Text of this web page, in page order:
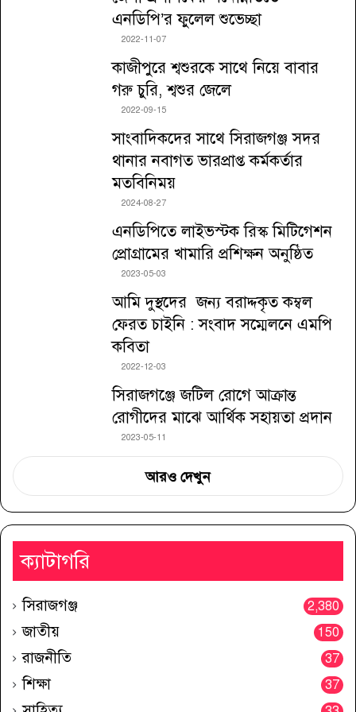
এনডিপি’র ফুলেল শুভেচ্ছা
2022-11-07
কাজীপুরে শ্বশুরকে সাথে নিয়ে বাবার
গরু চুরি, শ্বশুর জেলে
2022-09-15
সাংবাদিকদের সাথে সিরাজগঞ্জ সদর
থানার নবাগত ভারপ্রাপ্ত কর্মকর্তার
মতবিনিময়
2024-08-27
এনডিপিতে লাইভস্টক রিস্ক মিটিগেশন
প্রোগ্রামের খামারি প্রশিক্ষন অনুষ্ঠিত
2023-05-03
আমি দুস্থদের জন্য বরাদ্দকৃত কম্বল
ফেরত চাইনি : সংবাদ সম্মেলনে এমপি
কবিতা
2022-12-03
সিরাজগঞ্জে জটিল রোগে আক্রান্ত
রোগীদের মাঝে আর্থিক সহায়তা প্রদান
2023-05-11
আরও দেখুন
ক্যাটাগরি
সিরাজগঞ্জ 2,380
জাতীয় 150
রাজনীতি 37
শিক্ষা 37